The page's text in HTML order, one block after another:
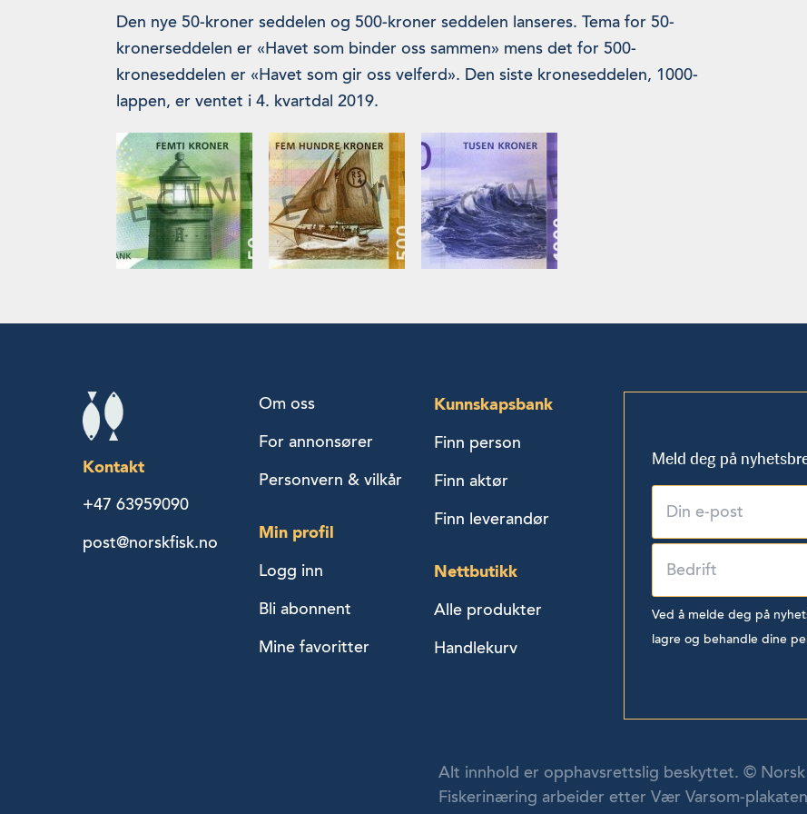
Den nye 50-kroner seddelen og 500-kroner seddelen lanseres. Tema for 50-
kronerseddelen er «Havet som binder oss sammen» mens det for 500-
kroneseddelen er «Havet som gir oss velferd». Den siste kroneseddelen, 1000-
lappen, er ventet i 4. kvartdal 2019.
Kontakt
+47 63959090
post@norskfisk.no
Om oss
For annonsører
Personvern & vilkår
Min profil
Logg inn
Bli abonnent
Mine favoritter
Kunnskapsbank
Finn person
Finn aktør
Finn leverandør
Nettbutikk
Alle produkter
Handlekurv
Meld deg på
Ved å melde deg på
lagre og behandle dine
Alt innhold er opphavsrettslig beskyttet. ©
Fiskerinæring arbeider etter Vær Varsom-